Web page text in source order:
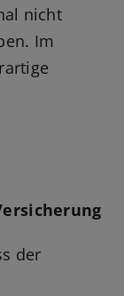
nicht
Im
der